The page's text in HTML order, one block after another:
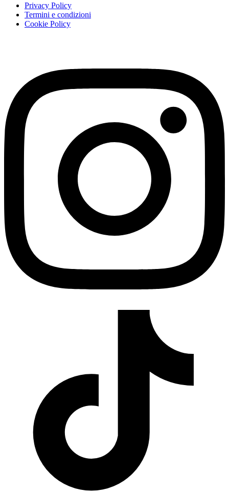
Privacy Policy
Termini e condizioni
Cookie Policy